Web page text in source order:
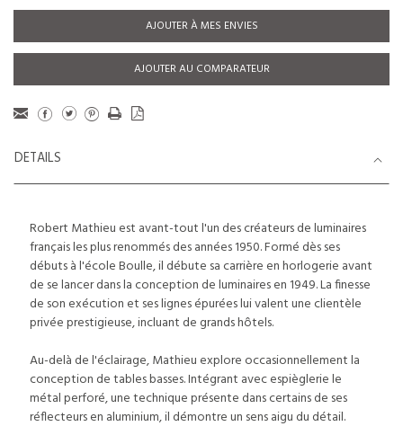
AJOUTER À MES ENVIES
AJOUTER AU COMPARATEUR
DETAILS
Robert Mathieu est avant-tout l'un des créateurs de luminaires
français les plus renommés des années 1950. Formé dès ses
débuts à l'école Boulle, il débute sa carrière en horlogerie avant
de se lancer dans la conception de luminaires en 1949. La finesse
de son exécution et ses lignes épurées lui valent une clientèle
privée prestigieuse, incluant de grands hôtels.
Au-delà de l'éclairage, Mathieu explore occasionnellement la
conception de tables basses. Intégrant avec espièglerie le
métal perforé, une technique présente dans certains de ses
réflecteurs en aluminium, il démontre un sens aigu du détail.